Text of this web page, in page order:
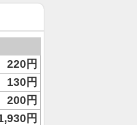
220円
130円
200円
円